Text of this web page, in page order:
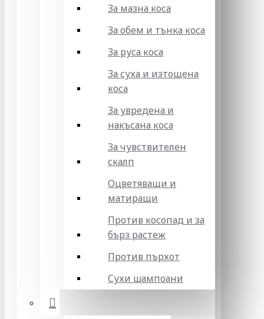
За мазна коса
За обем и тънка коса
За руса коса
За суха и изтощена
коса
За увредена и
накъсана коса
За чувствителен
скалп
Оцветяващи и
матиращи
Против косопад и за
бърз растеж
Против пърхот
Сухи шампоани